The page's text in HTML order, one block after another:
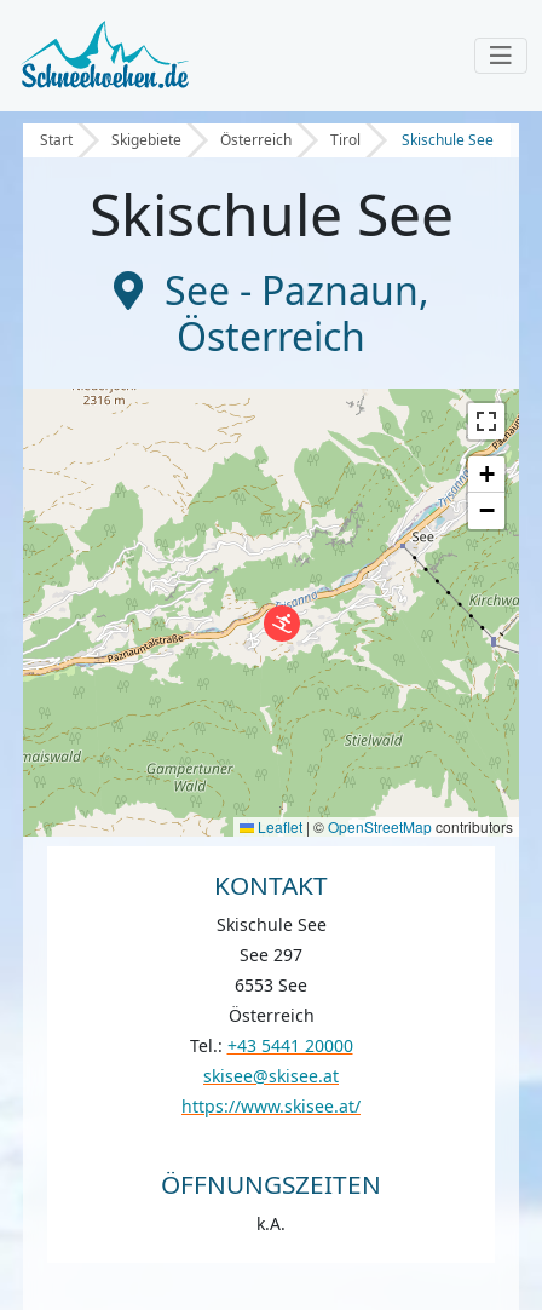
Start Skigebiete Österreich Tirol Skischule See
Skischule See
See - Paznaun,
Österreich
+
−
Leaflet | ©OpenStreetMapcontributors
KONTAKT
Skischule See
See 297
6553 See
Österreich
Tel.: +43 5441 20000
skisee@skisee.at
https://www.skisee.at/
ÖFFNUNGSZEITEN
k.A.